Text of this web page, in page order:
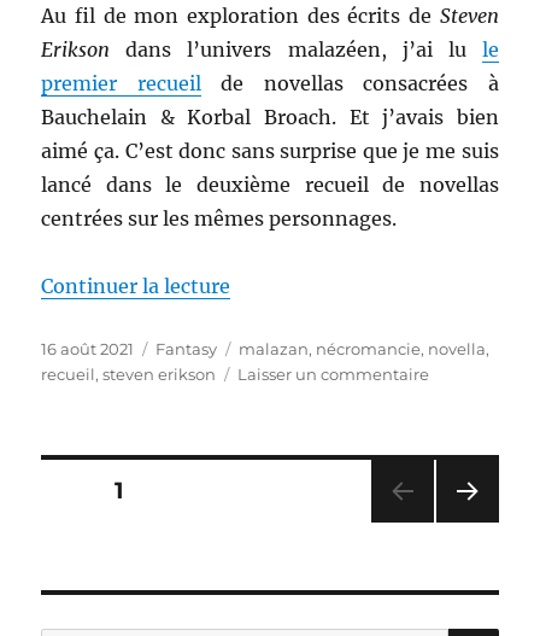
Au fil de mon exploration des écrits de Steven
Erikson dans l’univers malazéen, j’ai lu le
premier recueilde novellas consacrées à
Bauchelain & Korbal Broach. Et j’avais bien
aimé ça. C’est donc sans surprise que je me suis
lancé dans le deuxième recueil de novellas
centrées sur les mêmes personnages.
Continuer la lecture
Publié
le
16 août 2021 Catégories
Fantasy Étiquettes
malazan, nécromancie, novella,
recueil,steven erikson Laisser un commentairesur
Bauchelain
Broach,
de
Pagination
publications
PAGE1
ANT
E